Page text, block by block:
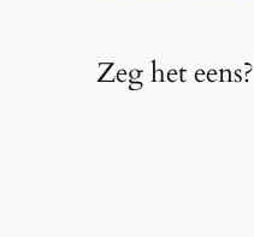
Zeg het eens?